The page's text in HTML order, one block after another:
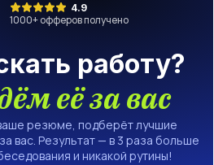
4.9
1000+ офферов получено
работу?
её за вас
резюме, подберёт лучшие
вас. Результат — в 3 раза больше
и никакой рутины!